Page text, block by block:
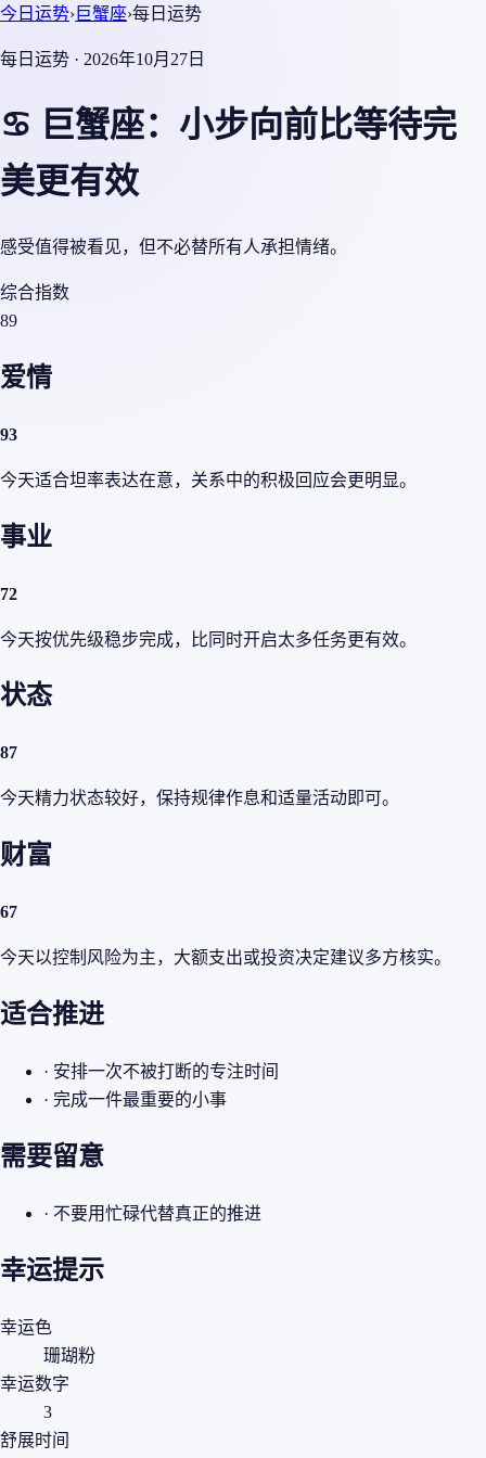
今日运势›巨蟹座›每日运势
每日运势 · 2026年10月27日
♋ 巨蟹座：小步向前比等待完
美更有效
感受值得被看见，但不必替所有人承担情绪。
综合指数
89
爱情
93
今天适合坦率表达在意，关系中的积极回应会更明显。
事业
72
今天按优先级稳步完成，比同时开启太多任务更有效。
状态
87
今天精力状态较好，保持规律作息和适量活动即可。
财富
67
今天以控制风险为主，大额支出或投资决定建议多方核实。
适合推进
· 安排一次不被打断的专注时间
· 完成一件最重要的小事
需要留意
· 不要用忙碌代替真正的推进
幸运提示
幸运色
珊瑚粉
幸运数字
3
舒展时间